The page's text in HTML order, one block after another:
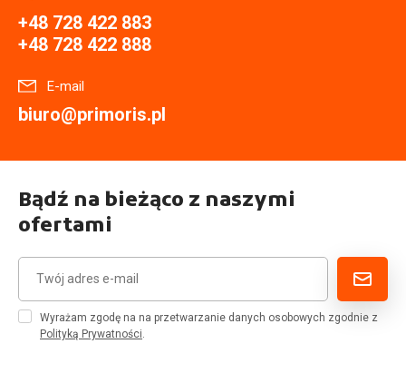
+48 728 422 883
+48 728 422 888
E-mail
biuro@primoris.pl
Bądź na bieżąco z naszymi
ofertami
Wyrażam zgodę na na przetwarzanie danych osobowych zgodnie z
Polityką Prywatności